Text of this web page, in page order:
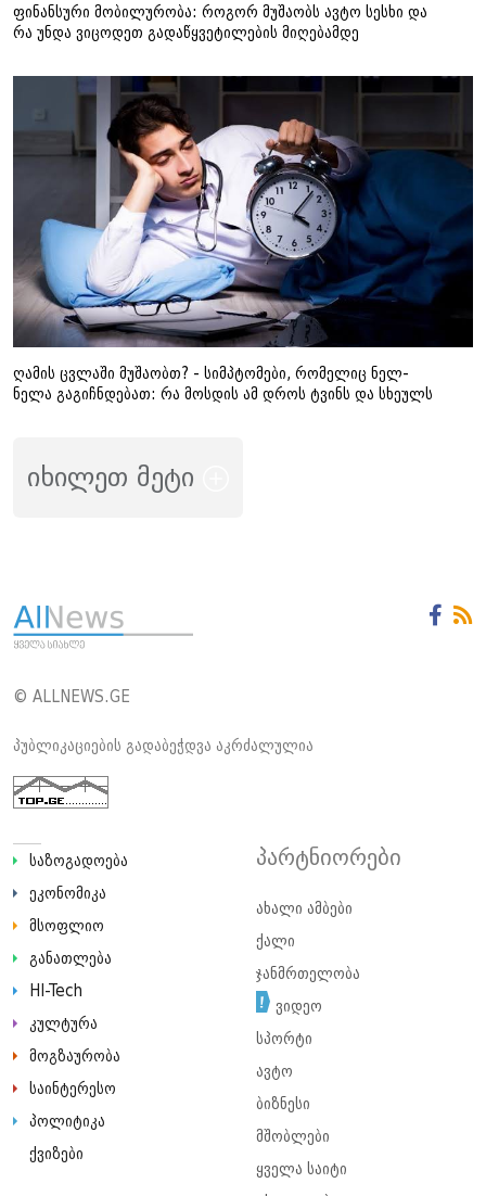
ფინანსური მობილურობა: როგორ მუშაობს ავტო სესხი და
რა უნდა ვიცოდეთ გადაწყვეტილების მიღებამდე
ღამის ცვლაში მუშაობთ? - სიმპტომები, რომელიც ნელ-
ნელა გაგიჩნდებათ: რა მოსდის ამ დროს ტვინს და სხეულს
იხილეთ მეტი
© ALLNEWS.GE
პუბლიკაციების გადაბეჭდვა აკრძალულია
საზოგადოება
ეკონომიკა
მსოფლიო
განათლება
HI-Tech
კულტურა
მოგზაურობა
საინტერესო
პოლიტიკა
ქვიზები
პარტნიორები
ახალი ამბები
ქალი
ჯანმრთელობა
ვიდეო
სპორტი
ავტო
ბიზნესი
მშობლები
ყველა საიტი